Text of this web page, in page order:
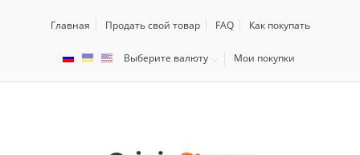
Главная Продать свой товар FAQ Как покупать
Выберите валюту Мои покупки